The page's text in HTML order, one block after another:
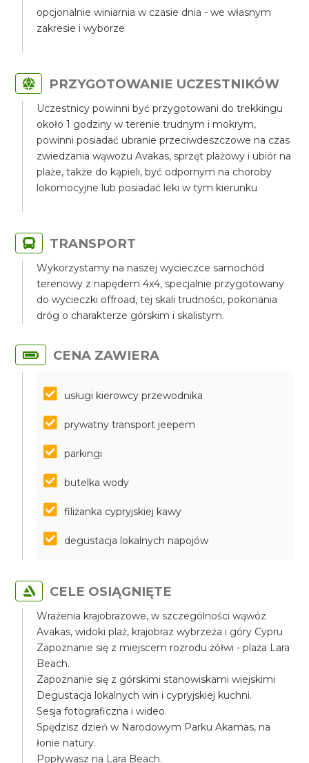
opcjonalnie winiarnia w czasie dnia - we własnym
zakresie i wyborze
PRZYGOTOWANIE UCZESTNIKÓW
Uczestnicy powinni być przygotowani do trekkingu
około 1 godziny w terenie trudnym i mokrym,
powinni posiadać ubranie przeciwdeszczowe na czas
zwiedzania wąwozu Avakas, sprzęt plażowy i ubiór na
plaże, także do kąpieli, być odpornym na choroby
lokomocyjne lub posiadać leki w tym kierunku
TRANSPORT
Wykorzystamy na naszej wycieczce samochód
terenowy z napędem 4x4, specjalnie przygotowany
do wycieczki offroad, tej skali trudności, pokonania
dróg o charakterze górskim i skalistym.
CENA ZAWIERA
usługi kierowcy przewodnika
prywatny transport jeepem
parkingi
butelka wody
filiżanka cypryjskiej kawy
degustacja lokalnych napojów
CELE OSIĄGNIĘTE
Wrażenia krajobrazowe, w szczególności wąwóz
Avakas, widoki plaż, krajobraz wybrzeża i góry Cypru
Zapoznanie się z miejscem rozrodu żółwi - plaża Lara
Beach.
Zapoznanie się z górskimi stanowiskami wiejskimi
Degustacja lokalnych win i cypryjskiej kuchni.
Sesja fotograficzna i wideo.
Spędzisz dzień w Narodowym Parku Akamas, na
łonie natury.
Popływasz na Lara Beach.